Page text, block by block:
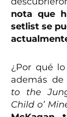
nota que
setlist se
¿Por qué
además de
to the
Child o’